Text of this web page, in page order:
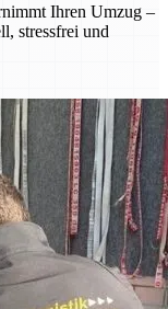
Ihren Umzug –
stressfrei und